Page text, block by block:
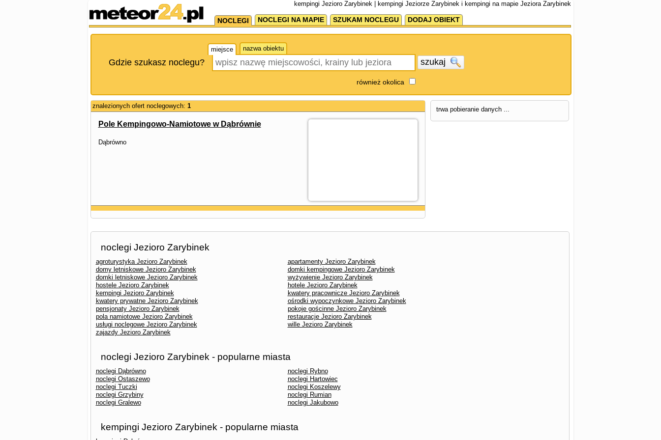
kempingi Jezioro Zarybinek | kempingi Jeziorze Zarybinek i kempingi na mapie Jeziora Zarybinek
NOCLEGI NOCLEGI NA MAPIE SZUKAM NOCLEGU DODAJ OBIEKT
miejsce nazwa obiektu
Gdzie szukasz noclegu? szukaj
również okolica
znalezionych ofert noclegowych: 1
Pole Kempingowo-Namiotowe w Dąbrównie
Dąbrówno
trwa pobieranie danych ...
noclegi Jezioro Zarybinek
agroturystyka Jezioro Zarybinek
apartamenty Jezioro Zarybinek
domy letniskowe Jezioro Zarybinek
domki kempingowe Jezioro Zarybinek
domki letniskowe Jezioro Zarybinek
wyżywienie Jezioro Zarybinek
hostele Jezioro Zarybinek
hotele Jezioro Zarybinek
kempingi Jezioro Zarybinek
kwatery pracownicze Jezioro Zarybinek
kwatery prywatne Jezioro Zarybinek
ośrodki wypoczynkowe Jezioro Zarybinek
pensjonaty Jezioro Zarybinek
pokoje gościnne Jezioro Zarybinek
pola namiotowe Jezioro Zarybinek
restauracje Jezioro Zarybinek
usługi noclegowe Jezioro Zarybinek
wille Jezioro Zarybinek
zajazdy Jezioro Zarybinek
noclegi Jezioro Zarybinek - popularne miasta
noclegi Dąbrówno
noclegi Rybno
noclegi Ostaszewo
noclegi Hartowiec
noclegi Tuczki
noclegi Koszelewy
noclegi Grzybiny
noclegi Rumian
noclegi Gralewo
noclegi Jakubowo
kempingi Jezioro Zarybinek - popularne miasta